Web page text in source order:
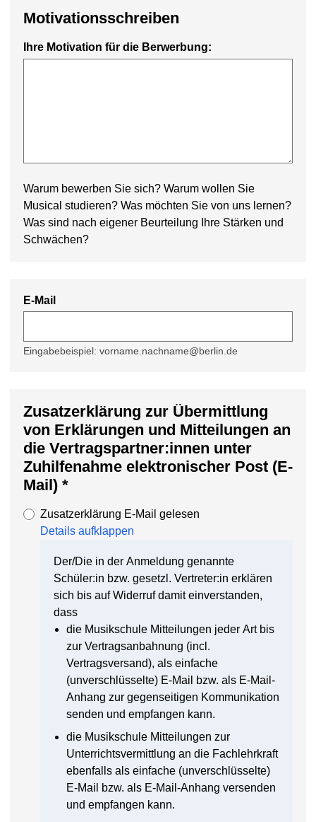
Motivationsschreiben
Ihre Motivation für die Berwerbung:
Warum bewerben Sie sich? Warum wollen Sie
Musical studieren? Was möchten Sie von uns lernen?
Was sind nach eigener Beurteilung Ihre Stärken und
Schwächen?
E-Mail
Eingabebeispiel: vorname.nachname@berlin.de
Zusatzerklärung zur Übermittlung
von Erklärungen und Mitteilungen an
die Vertragspartner:innen unter
Zuhilfenahme elektronischer Post (E-
Mail) *
Zusatzerklärung E-Mail gelesen
Details aufklappen
Der/Die in der Anmeldung genannte
Schüler:in bzw. gesetzl. Vertreter:in erklären
sich bis auf Widerruf damit einverstanden,
dass
die Musikschule Mitteilungen jeder Art bis
zur Vertragsanbahnung (incl.
Vertragsversand), als einfache
(unverschlüsselte) E-Mail bzw. als E-Mail-
Anhang zur gegenseitigen Kommunikation
senden und empfangen kann.
die Musikschule Mitteilungen zur
Unterrichtsvermittlung an die Fachlehrkraft
ebenfalls als einfache (unverschlüsselte)
E-Mail bzw. als E-Mail-Anhang versenden
und empfangen kann.